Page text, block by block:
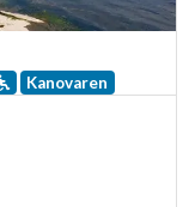
Kanovaren